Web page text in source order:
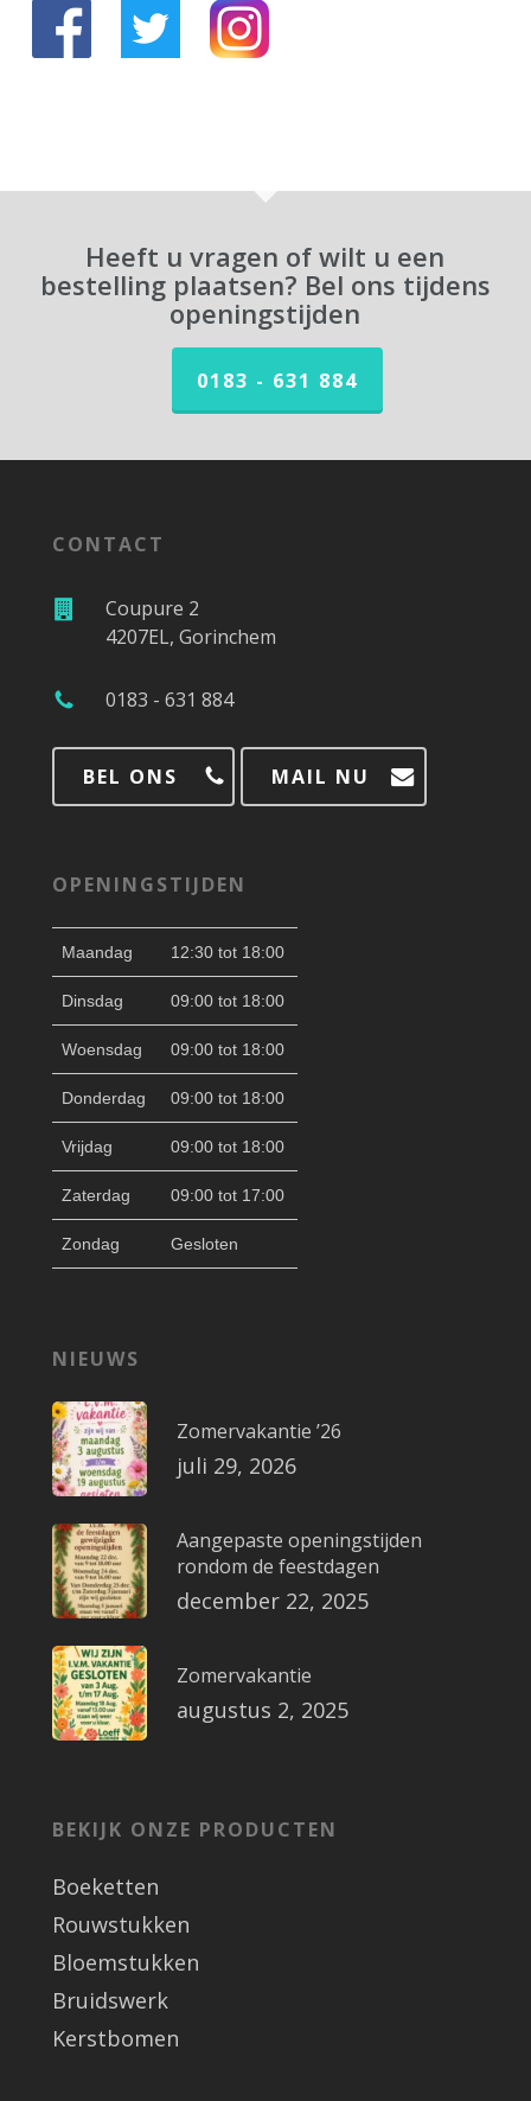
Heeft u vragen of wilt u een
bestelling plaatsen? Bel ons tijdens
openingstijden
0183 - 631 884
CONTACT
Coupure 2
4207EL, Gorinchem
0183 - 631 884
BEL ONS MAIL NU
OPENINGSTIJDEN
Maandag 12:30 tot 18:00
Dinsdag 09:00 tot 18:00
Woensdag 09:00 tot 18:00
Donderdag 09:00 tot 18:00
Vrijdag 09:00 tot 18:00
Zaterdag 09:00 tot 17:00
Zondag Gesloten
NIEUWS
Zomervakantie ’26
juli 29, 2026
Aangepaste openingstijden
rondom de feestdagen
december 22, 2025
Zomervakantie
augustus 2, 2025
BEKIJK ONZE PRODUCTEN
Boeketten
Rouwstukken
Bloemstukken
Bruidswerk
Kerstbomen